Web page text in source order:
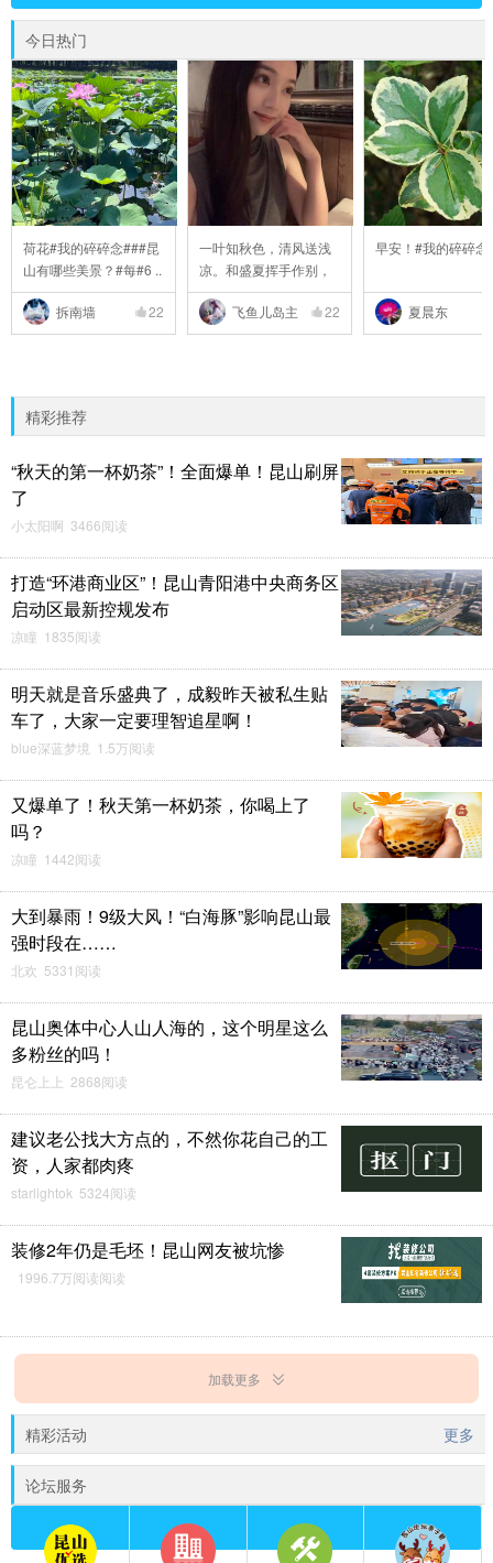
今日热门
荷花#我的碎碎念###昆
山有哪些美景？#每#6 ..
拆南墙 22
一叶知秋色，清风送浅
凉。和盛夏挥手作别，
..
飞鱼儿岛主
22
早安！#我的碎碎念
夏晨东
精彩推荐
“秋天的第一杯奶茶”！全面爆单！昆山刷屏
了
小太阳啊 3466阅读
打造“环港商业区”！昆山青阳港中央商务区
启动区最新控规发布
凉瞳 1835阅读
明天就是音乐盛典了，成毅昨天被私生贴
车了，大家一定要理智追星啊！
blue深蓝梦境 1.5万阅读
又爆单了！秋天第一杯奶茶，你喝上了
吗？
凉瞳 1442阅读
大到暴雨！9级大风！“白海豚”影响昆山最
强时段在……
北欢 5331阅读
昆山奥体中心人山人海的，这个明星这么
多粉丝的吗！
昆仑上上 2868阅读
建议老公找大方点的，不然你花自己的工
资，人家都肉疼
starlightok 5324阅读
装修2年仍是毛坯！昆山网友被坑惨
1996.7万阅读阅读
加载更多
精彩活动 更多
论坛服务